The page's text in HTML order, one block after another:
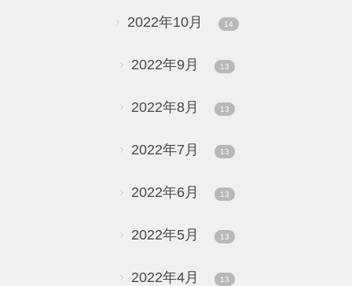
2022年10月 14
2022年9月 13
2022年8月 13
2022年7月 13
2022年6月 13
2022年5月 13
2022年4月 13